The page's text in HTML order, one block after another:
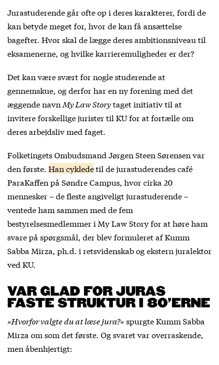
Jurastuderende går ofte op i deres karakterer, fordi de
kan betyde meget for, hvor de kan få ansættelse
bagefter. Hvor skal de lægge deres ambitionsniveau til
eksamenerne, og hvilke karrieremuligheder er der?
Det kan være svært for nogle studerende at
gennemskue, og derfor har en ny forening med det
æggende navn My Law Storytaget initiativ til at
invitere forskellige jurister til KU for at fortælle om
deres arbejdsliv med faget.
Folketingets Ombudsmand Jørgen Steen Sørensen var
den første. Han cykledetil de jurastuderendes café
ParaKaffen på Søndre Campus, hvor cirka 20
mennesker – de fleste angiveligt jurastuderende –
ventede ham sammen med de fem
bestyrelsesmedlemmer i My Law Story for at høre ham
svare på spørgsmål, der blev formuleret af Kumm
Sabba Mirza, ph.d. i retsvidenskab og ekstern juralektor
ved KU.
VAR GLAD FOR JURAS
FASTE STRUKTUR I 80’ERNE
»Hvorfor valgte du at læse jura?«spurgte Kumm Sabba
Mirza om som det første. Og svaret var overraskende,
men åbenhjertigt: